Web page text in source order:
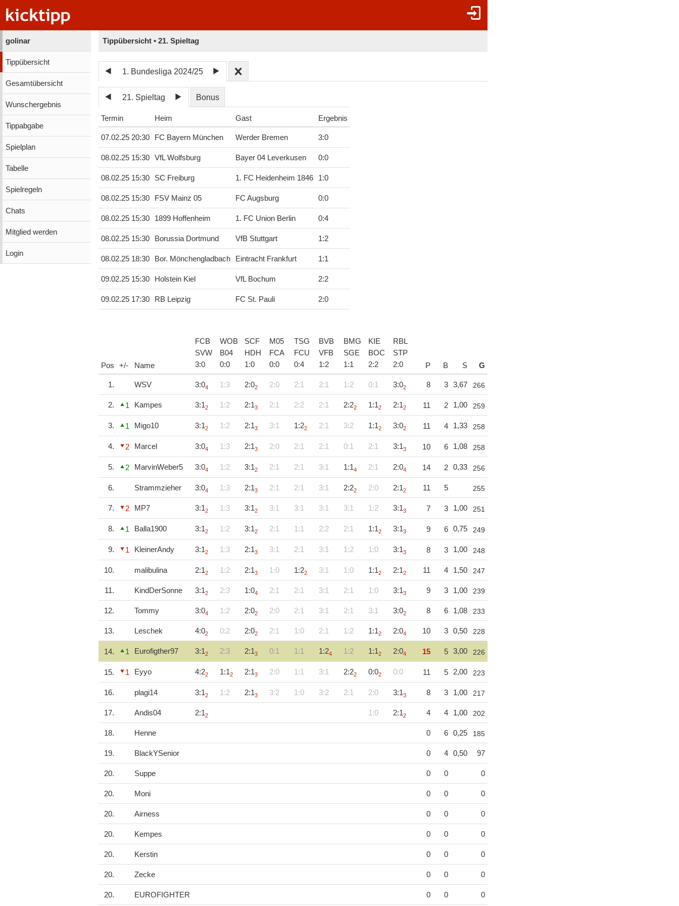
golinar
Tippübersicht
Gesamtübersicht
Wunschergebnis
Tippabgabe
Spielplan
Tabelle
Spielregeln
Chats
Mitglied werden
Login
Tippübersicht • 21. Spieltag
1. Bundesliga 2024/25
21. Spieltag Bonus
Termin Heim Gast Ergebnis
07.02.25 20:30 FC Bayern München Werder Bremen 3:0
08.02.25 15:30 VfL Wolfsburg Bayer 04 Leverkusen 0:0
08.02.25 15:30 SC Freiburg 1. FC Heidenheim 1846 1:0
08.02.25 15:30 FSV Mainz 05 FC Augsburg 0:0
08.02.25 15:30 1899 Hoffenheim 1. FC Union Berlin 0:4
08.02.25 15:30 Borussia Dortmund VfB Stuttgart 1:2
08.02.25 18:30 Bor. Mönchengladbach Eintracht Frankfurt 1:1
09.02.25 15:30 Holstein Kiel VfL Bochum 2:2
09.02.25 17:30 RB Leipzig FC St. Pauli 2:0
Pos +/- Name
FCB
SVW
3:0
WOB
B04
0:0
SCF
HDH
1:0
M05
FCA
0:0
TSG
FCU
0:4
BVB
VFB
1:2
BMG
SGE
1:1
KIE
BOC
2:2
RBL
STP
2:0 P B S G
1. WSV 3:04 1:3 2:02 2:0 2:1 2:1 1:2 0:1 3:02 8 3 3,67 266
2. 1 Kampes 3:12 1:2 2:13 2:1 2:2 2:1 2:22 1:12 2:12 11 2 1,00 259
3. 1 Migo10 3:12 1:2 2:13 3:1 1:22 2:1 3:2 1:12 3:02 11 4 1,33 258
4. 2 Marcel 3:04 1:3 2:13 2:0 2:1 2:1 0:1 2:1 3:13 10 6 1,08 258
5. 2 MarvinWeber5 3:04 1:2 3:12 2:1 2:1 3:1 1:14 2:1 2:04 14 2 0,33 256
6. Strammzieher 3:04 1:3 2:13 2:1 2:1 3:1 2:22 2:0 2:12 11 5 255
7. 2 MP7 3:12 1:3 3:12 3:1 3:1 3:1 3:1 1:2 3:13 7 3 1,00 251
8. 1 Balla1900 3:12 1:2 3:12 2:1 1:1 2:2 2:1 1:12 3:13 9 6 0,75 249
9. 1 KleinerAndy 3:12 1:3 2:13 3:1 2:1 3:1 1:2 1:0 3:13 8 3 1,00 248
10. malibulina 2:12 1:2 2:13 1:0 1:22 3:1 1:0 1:12 2:12 11 4 1,50 247
11. KindDerSonne 3:12 2:3 1:04 2:1 2:1 3:1 2:1 1:0 3:13 9 3 1,00 239
12. Tommy 3:04 1:2 2:02 2:0 2:1 3:1 2:1 3:1 3:02 8 6 1,08 233
13. Leschek 4:02 0:2 2:02 2:1 1:0 2:1 1:2 1:12 2:04 10 3 0,50 228
14. 1 Eurofigther97 3:12 2:3 2:13 0:1 1:1 1:24 1:2 1:12 2:04 15 5 3,00 226
15. 1 Eyyo 4:22 1:12 2:13 2:0 1:1 3:1 2:22 0:02 0:0 11 5 2,00 223
16. plagi14 3:12 1:2 2:13 3:2 1:0 3:2 2:1 2:0 3:13 8 3 1,00 217
17. Andis04 2:12 1:0 2:12 4 4 1,00 202
18. Henne 0 6 0,25 185
19. BlackYSenior 0 4 0,50 97
20. Suppe 0 0 0
20. Moni 0 0 0
20. Airness 0 0 0
20. Kempes 0 0 0
20. Kerstin 0 0 0
20. Zecke 0 0 0
20. EUROFIGHTER 0 0 0